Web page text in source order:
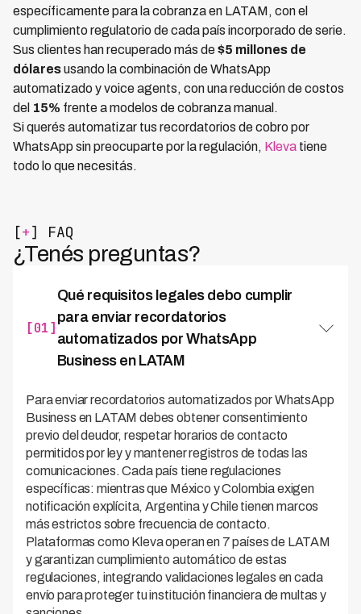
específicamente para la cobranza en LATAM, con el
cumplimiento regulatorio de cada país incorporado de serie.
Sus clientes han recuperado más de$5 millones de
dólaresusando la combinación de WhatsApp
automatizado y voice agents, con una reducción de costos
del 15% frente a modelos de cobranza manual.
Si querés automatizar tus recordatorios de cobro por
WhatsApp sin preocuparte por la regulación, Kleva tiene
todo lo que necesitás.
[+] FAQ
¿Tenés preguntas?
[01]
Qué requisitos legales debo cumplir
para enviar recordatorios
automatizados por WhatsApp
Business en LATAM
Para enviar recordatorios automatizados por WhatsApp
Business en LATAM debes obtener consentimiento
previo del deudor, respetar horarios de contacto
permitidos por ley y mantener registros de todas las
comunicaciones. Cada país tiene regulaciones
específicas: mientras que México y Colombia exigen
notificación explícita, Argentina y Chile tienen marcos
más estrictos sobre frecuencia de contacto.
Plataformas como Kleva operan en 7 países de LATAM
y garantizan cumplimiento automático de estas
regulaciones, integrando validaciones legales en cada
envío para proteger tu institución financiera de multas y